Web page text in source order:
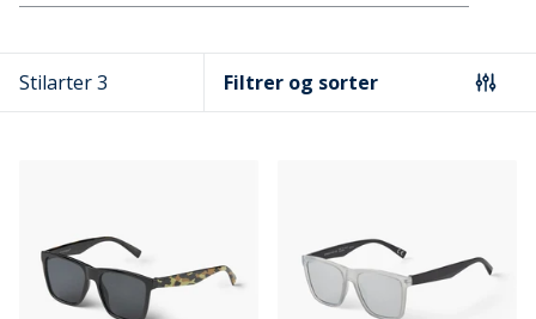
Stilarter 3 Filtrer og sorter